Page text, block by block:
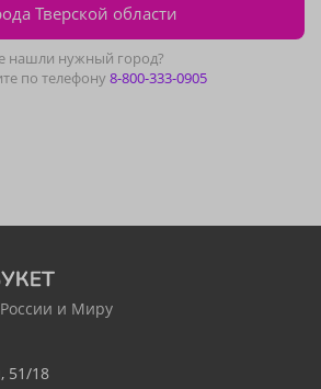
Тверской области
нашли нужный город?
по телефону8-800-333-0905
и Миру
51/18